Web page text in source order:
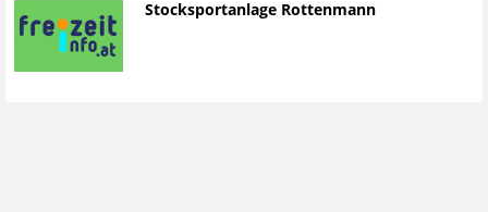
Stocksportanlage Rottenmann